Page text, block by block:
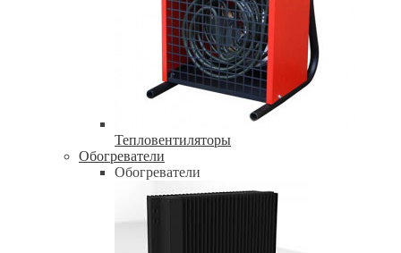
Тепловентиляторы
Обогреватели
Обогреватели